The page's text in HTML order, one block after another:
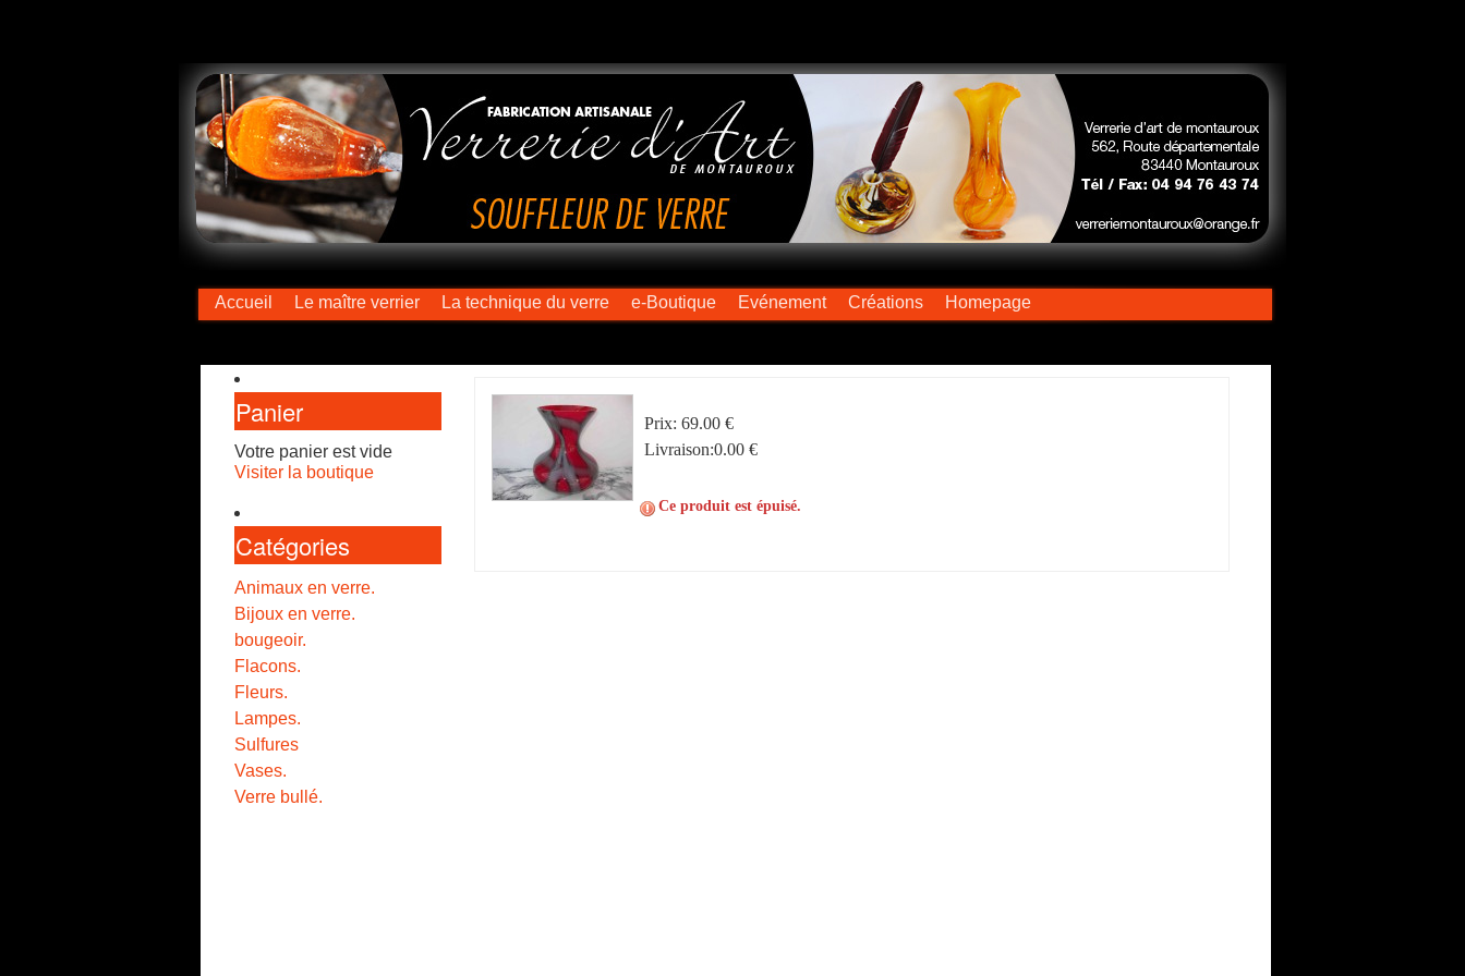
Accueil Le maître verrier La technique du verre e-Boutique Evénement Créations Homepage
Prix: 69.00 €
Livraison:0.00 €
Ce produit est épuisé.
Panier
Votre panier est vide
Visiter la boutique
Catégories
Animaux en verre.
Bijoux en verre.
bougeoir.
Flacons.
Fleurs.
Lampes.
Sulfures
Vases.
Verre bullé.